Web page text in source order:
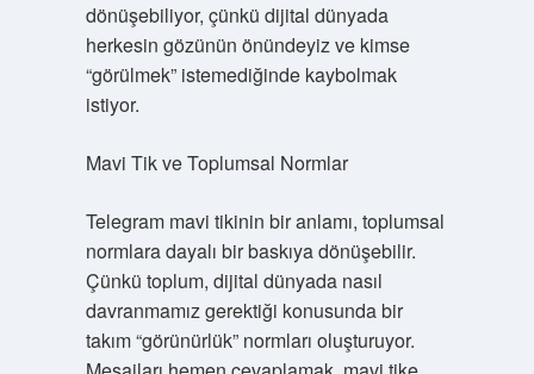
dönüşebiliyor, çünkü dijital dünyada
herkesin gözünün önündeyiz ve kimse
“görülmek” istemediğinde kaybolmak
istiyor.
Mavi Tik ve Toplumsal Normlar
Telegram mavi tikinin bir anlamı, toplumsal
normlara dayalı bir baskıya dönüşebilir.
Çünkü toplum, dijital dünyada nasıl
davranmamız gerektiği konusunda bir
takım “görünürlük” normları oluşturuyor.